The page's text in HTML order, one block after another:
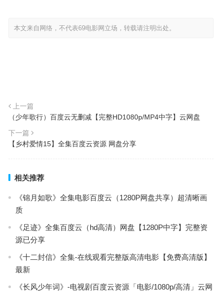
本文来自网络，不代表69电影网立场，转载请注明出处。
上一篇
（少年歌行）百度云无删减【完整HD1080p/MP4中字】云网盘
下一篇
【乡村爱情15】全集百度云资源 网盘分享
相关推荐
《锦月如歌》全集电影百度云（1280P网盘共享）超清晰画
质
《足迹》全集百度云（hd高清）网盘【1280P中字】完整资
源已分享
《十二封信》全集-在线观看完整版高清电影【免费高清版】
最新
《长风少年词》-电视剧百度云资源「电影/1080p/高清」云网